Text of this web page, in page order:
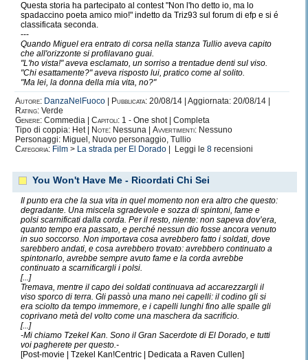
Questa storia ha partecipato al contest "Non l'ho detto io, ma lo
spadaccino poeta amico mio!" indetto da Triz93 sul forum di efp e si é
classificata seconda.
---
Quando Miguel era entrato di corsa nella stanza Tullio aveva capito
che all'orizzonte si profilavano guai.
"L'ho vista!" aveva esclamato, un sorriso a trentadue denti sul viso.
"Chi esattamente?" aveva risposto lui, pratico come al solito.
"Ma lei, la donna della mia vita, no?"
Autore: DanzaNelFuoco Pubblicata: 20/08/14 | Aggiornata: 20/08/14 |
Rating: Verde
Genere: Commedia | Capitoli: 1 - One shot | Completa
Tipo di coppia: Het |
Note: Nessuna | Avvertimenti: Nessuno
Personaggi: Miguel, Nuovo personaggio, Tullio
Categoria: Film > La strada per El Dorado | Leggi le 8 recensioni
You Won't Have Me - Ricordati Chi Sei
Il punto era che la sua vita in quel momento non era altro che questo:
degradante. Una miscela sgradevole e sozza di spintoni, fame e
polsi scarnificati dalla corda. Per il resto, niente: non sapeva dov’era,
quanto tempo era passato, e perché nessun dio fosse ancora venuto
in suo soccorso. Non importava cosa avrebbero fatto i soldati, dove
sarebbero andati, e cosa avrebbero trovato: avrebbero continuato a
spintonarlo, avrebbe sempre avuto fame e la corda avrebbe
continuato a scarnificargli i polsi.
[...]
Tremava, mentre il capo dei soldati continuava ad accarezzargli il
viso sporco di terra. Gli passò una mano nei capelli: il codino gli si
era sciolto da tempo immemore, e i capelli lunghi fino alle spalle gli
coprivano metà del volto come una maschera da sacrificio.
[...]
-Mi chiamo Tzekel Kan. Sono il Gran Sacerdote di El Dorado, e tutti
voi pagherete per questo.-
[Post-movie | Tzekel Kan!Centric | Dedicata a Raven Cullen]